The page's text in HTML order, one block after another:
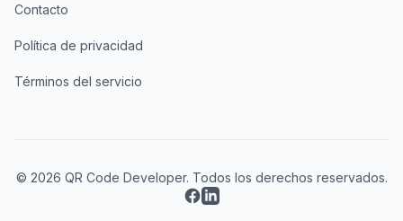
Contacto
Política de privacidad
Términos del servicio
© 2026 QR Code Developer. Todos los derechos reservados.